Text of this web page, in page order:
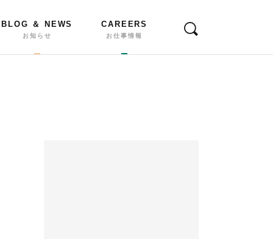
BLOG ＆ NEWS
お知らせ
CAREERS
お仕事情報